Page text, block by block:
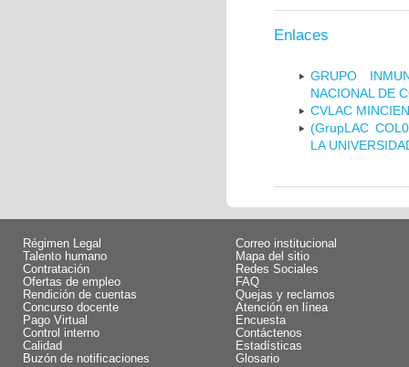
Enlaces
GRUPO
NACIONAL DE
CVLAC
(GrupLAC
LA
Régimen Legal
Talento humano
Contratación
Ofertas de empleo
Rendición de cuentas
Concurso docente
Pago Virtual
Control interno
Calidad
Buzón de notificaciones
Correo institucional
Mapa del sitio
Redes Sociales
FAQ
Quejas y reclamos
Atención en línea
Encuesta
Contáctenos
Estadísticas
Glosario